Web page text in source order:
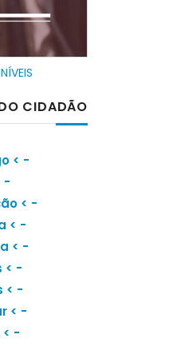
CIDADÃO
< -
-
< -
< -
< -
< -
< -
< -
< -